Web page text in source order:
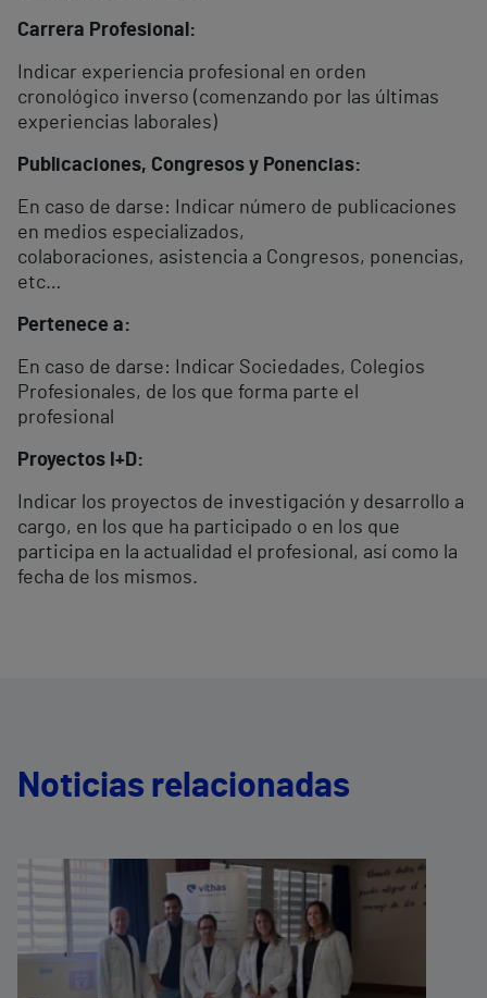
Carrera Profesional:
Indicar experiencia profesional en orden
cronológico inverso (comenzando por las últimas
experiencias laborales)
Publicaciones, Congresos y Ponencias:
En caso de darse: Indicar número de publicaciones
en medios especializados,
colaboraciones, asistencia a Congresos, ponencias,
etc…
Pertenece a:
En caso de darse: Indicar Sociedades, Colegios
Profesionales, de los que forma parte el
profesional
Proyectos I+D:
Indicar los proyectos de investigación y desarrollo a
cargo, en los que ha participado o en los que
participa en la actualidad el profesional, así como la
fecha de los mismos.
Noticias relacionadas